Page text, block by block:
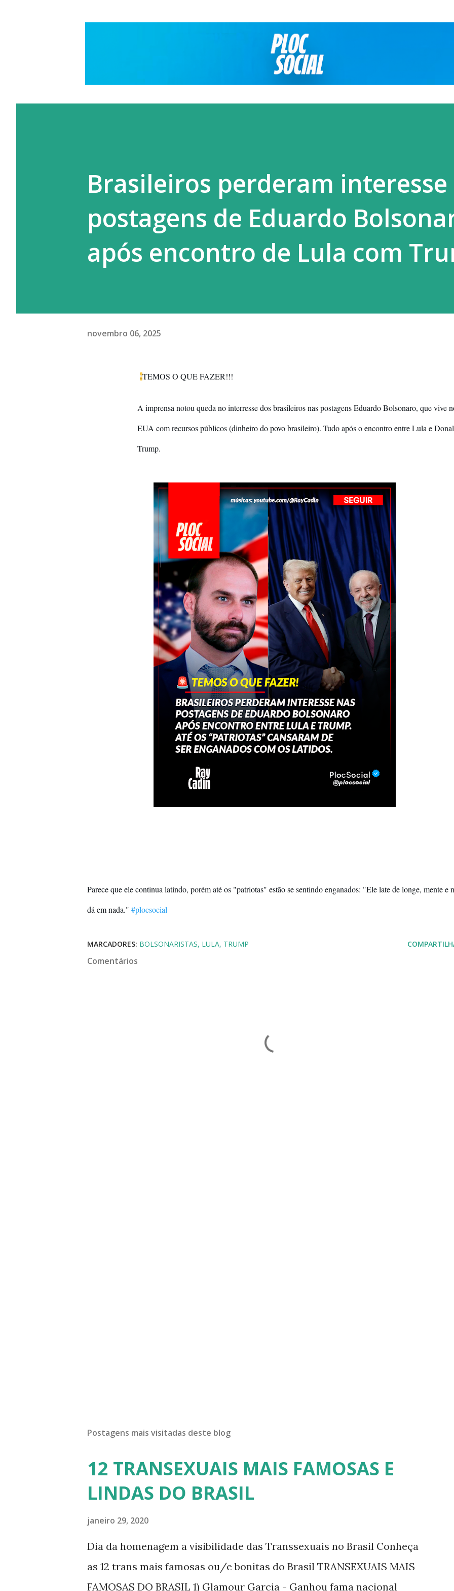
Brasileiros perderam interesse
postagens de Eduardo
após encontro de Lula com
novembro 06, 2025
TEMOS O QUE FAZER!!!
A imprensa notou queda no interresse dos brasileiros nas postagens Eduardo Bolsonaro, que vive
EUA com recursos públicos (dinheiro do povo brasileiro). Tudo após o encontro entre Lula e
Trump.
Parece que ele continua latindo, porém até os "patriotas" estão se sentindo enganados: "Ele late de longe, mente e
dá em nada." #plocsocial
MARCADORES: BOLSONARISTAS LULA TRUMP
Comentários
Postagens mais visitadas deste blog
12 TRANSEXUAIS MAIS FAMOSAS E
LINDAS DO BRASIL
janeiro 29, 2020
Dia da homenagem a visibilidade das Transsexuais no Brasil Conheça
as 12 trans mais famosas ou/e bonitas do Brasil TRANSEXUAIS MAIS
FAMOSAS DO BRASIL 1) Glamour Garcia - Ganhou fama nacional